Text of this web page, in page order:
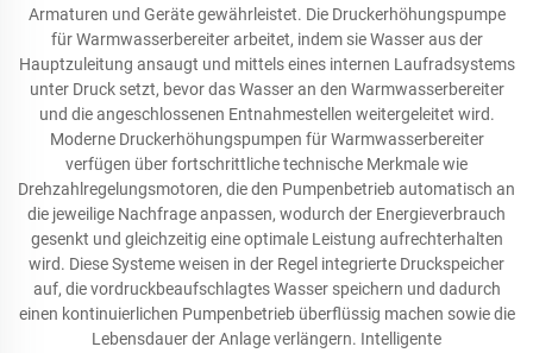
Armaturen und Geräte gewährleistet. Die Druckerhöhungspumpe
für Warmwasserbereiter arbeitet, indem sie Wasser aus der
Hauptzuleitung ansaugt und mittels eines internen Laufradsystems
unter Druck setzt, bevor das Wasser an den Warmwasserbereiter
und die angeschlossenen Entnahmestellen weitergeleitet wird.
Moderne Druckerhöhungspumpen für Warmwasserbereiter
verfügen über fortschrittliche technische Merkmale wie
Drehzahlregelungsmotoren, die den Pumpenbetrieb automatisch an
die jeweilige Nachfrage anpassen, wodurch der Energieverbrauch
gesenkt und gleichzeitig eine optimale Leistung aufrechterhalten
wird. Diese Systeme weisen in der Regel integrierte Druckspeicher
auf, die vordruckbeaufschlagtes Wasser speichern und dadurch
einen kontinuierlichen Pumpenbetrieb überflüssig machen sowie die
Lebensdauer der Anlage verlängern. Intelligente